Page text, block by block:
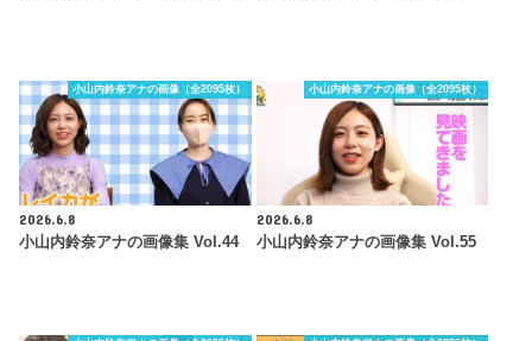
小山内鈴奈アナの画像（全2095枚）
2026.6.8
小山内鈴奈アナの画像集 Vol.44
小山内鈴奈アナの画像（全2095枚）
2026.6.8
小山内鈴奈アナの画像集 Vol.55